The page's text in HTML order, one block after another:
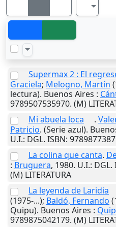
Supermax 2 : El
Graciela; Melogno, Martín
lectura). Buenos Aires :
9789507535970. (M)
Mi abuela loca
.
Patricio. (Serie azul).
U.I.: DGL. ISBN:
La colina que canta.
: Bruguera, 1980. U.I.: DGL.
(M) LITERATURA
La leyenda de Laridia
(1975-...); Baldó, Fernando
Quipu). Buenos Aires :
9789875042179. (M)